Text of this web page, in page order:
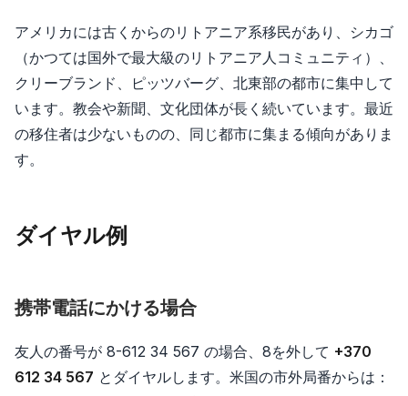
アメリカには古くからのリトアニア系移民があり、シカゴ
（かつては国外で最大級のリトアニア人コミュニティ）、
クリーブランド、ピッツバーグ、北東部の都市に集中して
います。教会や新聞、文化団体が長く続いています。最近
の移住者は少ないものの、同じ都市に集まる傾向がありま
す。
ダイヤル例
携帯電話にかける場合
友人の番号が 8-612 34 567 の場合、8を外して +370
612 34 567 とダイヤルします。米国の市外局番からは：